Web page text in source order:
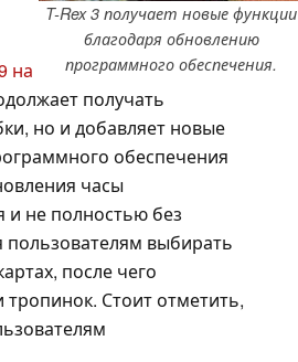
T-Rex 3 получает новые функции
благодаря обновлению
программного обеспечения.
на
получать
но и добавляет новые
обеспечения
часы
и не полностью без
пользователям выбирать
после чего
Стоит отметить,